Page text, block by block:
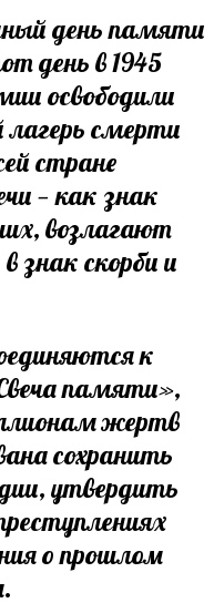
день памяти
день в 1945
освободили
лагерь смерти
стране
— как знак
возлагают
знак скорби и
к
памяти»,
жертв
сохранить
утвердить
о прошлом